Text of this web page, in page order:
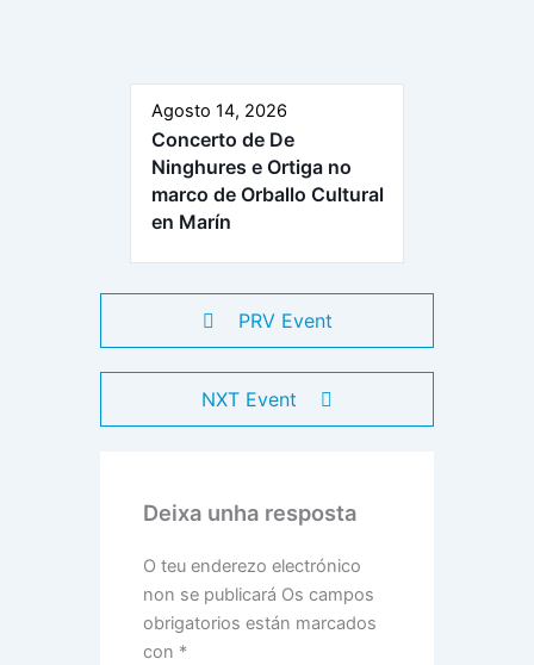
Agosto 14, 2026
Concerto de De
Ninghures e Ortiga no
marco de Orballo Cultural
en Marín
PRV Event
NXT Event
Deixa unha resposta
O teu enderezo electrónico
non se publicará Os campos
obrigatorios están marcados
con *